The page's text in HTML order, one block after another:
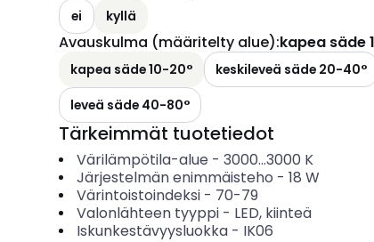
ei kyllä
Avauskulma (määritelty alue):kapea säde
kapea säde 10-20°
keskileveä säde 20-40°
leveä säde 40-80°
Tärkeimmät tuotetiedot
Värilämpötila-alue - 3000...3000 K
Järjestelmän enimmäisteho - 18 W
Värintoistoindeksi- 70-79
Valonlähteen tyyppi- LED, kiinteä
Iskunkestävyysluokka- IK06